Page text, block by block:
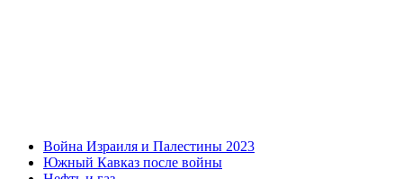
Война Израиля и Палестины 2023
Южный Кавказ после войны